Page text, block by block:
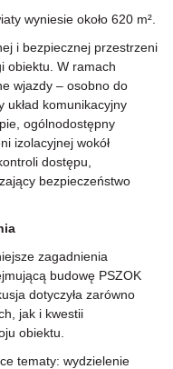
wyniesie około 620 m².
i bezpiecznej przestrzeni
obiektu. W ramach
wjazdy – osobno do
układ komunikacyjny
ogólnodostępny
izolacyjnej wokół
dostępu,
bezpieczeństwo
zagadnienia
budowę PSZOK
dotyczyła zarówno
jak i kwestii
obiektu.
tematy: wydzielenie